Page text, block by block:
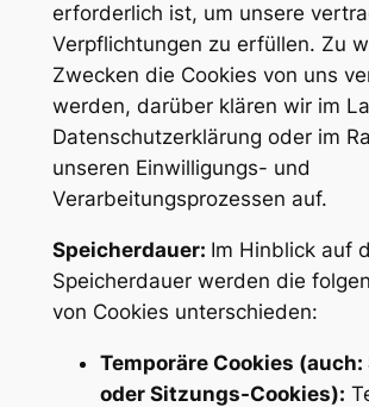
erforderlich ist, um unsere
Verpflichtungen zu erfüllen. Zu
Zwecken die Cookies von uns
werden, darüber klären wir im
Datenschutzerklärung oder im
unseren Einwilligungs- und
Verarbeitungsprozessen auf.
Speicherdauer: Im Hinblick auf
Speicherdauer werden die
von Cookies unterschieden:
Temporäre Cookies
oder Sitzungs-Cookies):